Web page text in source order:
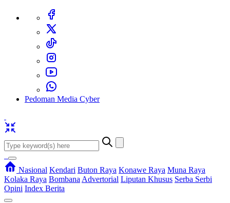
Pedoman Media Cyber
Nasional Kendari Buton Raya Konawe Raya Muna Raya
Kolaka Raya Bombana Advertorial Liputan Khusus Serba Serbi
Opini Index Berita